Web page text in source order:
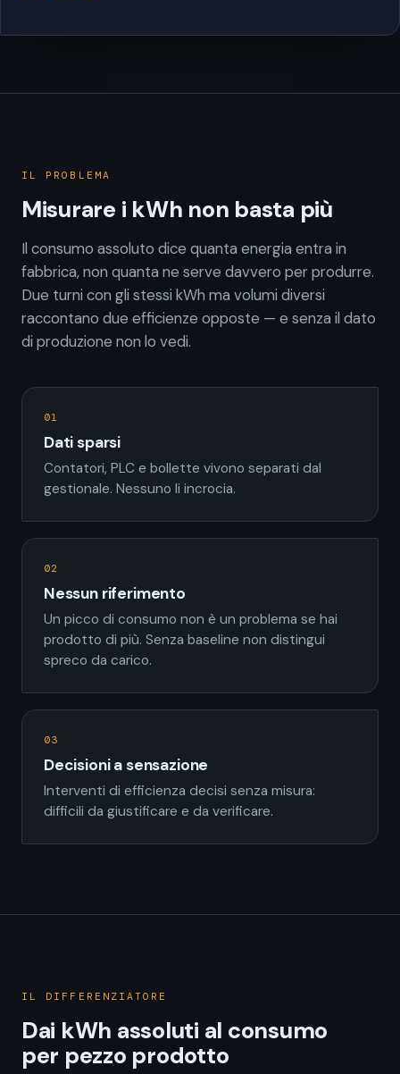
IL PROBLEMA
Misurare i kWh non basta più
Il consumo assoluto dice quanta energia entra in
fabbrica, non quanta ne serve davvero per produrre.
Due turni con gli stessi kWh ma volumi diversi
raccontano due efficienze opposte — e senza il dato
di produzione non lo vedi.
01
Dati sparsi
Contatori, PLC e bollette vivono separati dal
gestionale. Nessuno li incrocia.
02
Nessun riferimento
Un picco di consumo non è un problema se hai
prodotto di più. Senza baseline non distingui
spreco da carico.
03
Decisioni a sensazione
Interventi di efficienza decisi senza misura:
difficili da giustificare e da verificare.
IL DIFFERENZIATORE
Dai kWh assoluti al consumo
per pezzo prodotto